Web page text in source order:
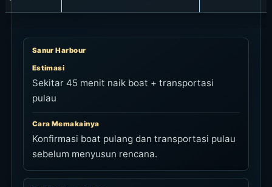
Sanur Harbour
Estimasi
Sekitar 45 menit naik boat + transportasi
pulau
Cara Memakainya
Konfirmasi boat pulang dan transportasi pulau
sebelum menyusun rencana.